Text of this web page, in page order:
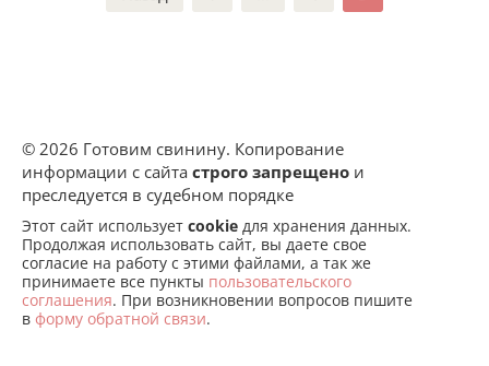
© 2026 Готовим свинину. Копирование
информации с сайта строго запрещено и
преследуется в судебном порядке
Этот сайт использует cookie для хранения данных.
Продолжая использовать сайт, вы даете свое
согласие на работу с этими файлами, а так же
принимаете все пункты пользовательского
соглашения. При возникновении вопросов пишите
в форму обратной связи.